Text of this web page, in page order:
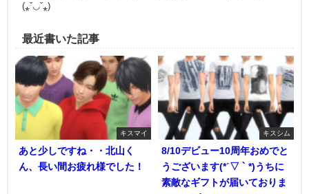
(⁎ˇ◡ˇ⁎)
最近書いた記事
キスマイ
あと少しですね・・北山く
ん、長い間お疲れ様でした！
キスシム
8/10デビュー10周年おめでと
うございます(*ˊ▽ ` *)うちに
素敵なギフトが届いておりま